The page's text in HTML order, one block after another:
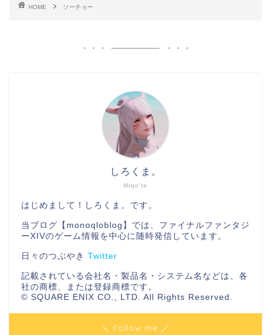
HOME ソーチョー
Miqo'te
しろくま。
はじめまして！しろくま。です。
当ブログ【monoqloblog】では、ファイナルファンタジ
ーXIVのゲーム情報を中心に随時発信しています。
日々のつぶやき Twitter
記載されている会社名・製品名・システム名などは、各
社の商標、または登録商標です。
© SQUARE ENIX CO., LTD. All Rights Reserved.
＼ Follow me ／